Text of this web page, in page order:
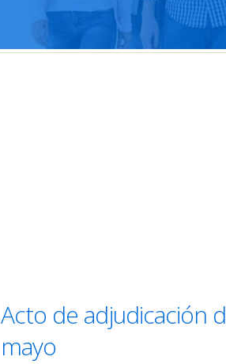
Acto de adjudicación
mayo